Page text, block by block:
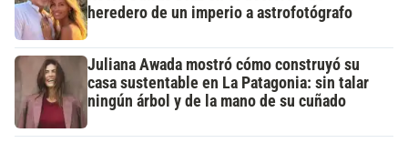
heredero de un imperio a astrofotógrafo
Juliana Awada mostró cómo construyó su
casa sustentable en La Patagonia: sin talar
ningún árbol y de la mano de su cuñado